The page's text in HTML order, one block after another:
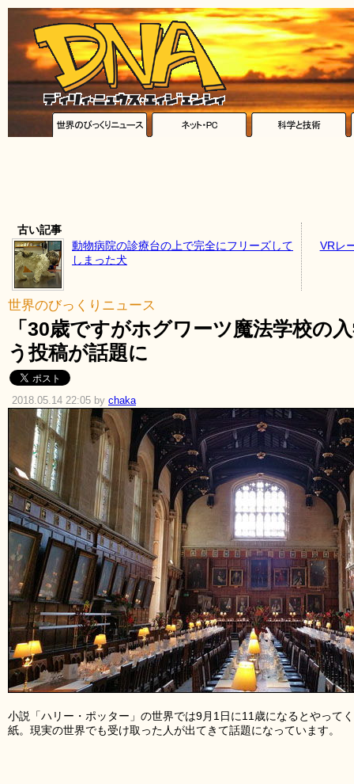
古い記事
動物病院の診療台の上で完全にフリーズして
しまった犬
VRレ
世界のびっくりニュース
「30歳ですがホグワーツ魔法学校の
う投稿が話題に
2018.05.14 22:05 by chaka
小説「ハリー・ポッター」の世界では9月1日に11歳になるとやって
紙。現実の世界でも受け取った人が出てきて話題になっています。